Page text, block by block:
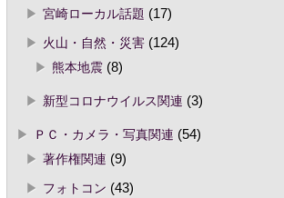
宮崎ローカル話題 (17)
火山・自然・災害(124)
熊本地震(8)
新型コロナウイルス関連 (3)
ＰＣ・カメラ・写真関連 (54)
著作権関連 (9)
フォトコン (43)